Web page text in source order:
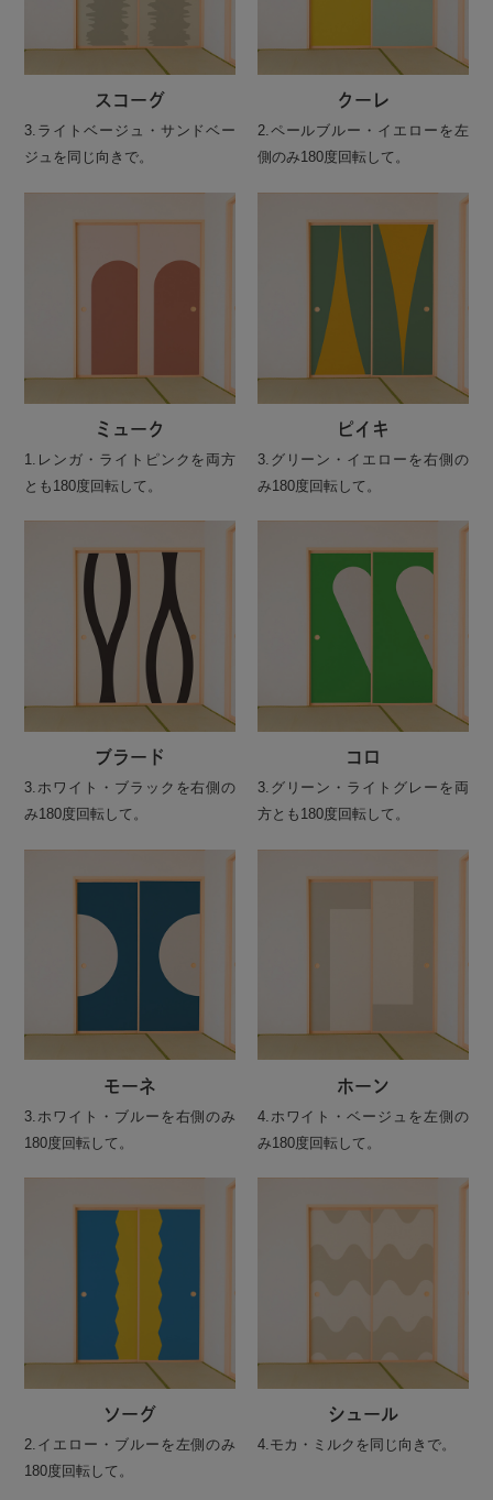
スコーグ
3.ライトベージュ・サンドベー
ジュを同じ向きで。
クーレ
2.ペールブルー・イエローを左
側のみ180度回転して。
ミューク
1.レンガ・ライトピンクを両方
とも180度回転して。
ピイキ
3.グリーン・イエローを右側の
み180度回転して。
ブラード
3.ホワイト・ブラックを右側の
み180度回転して。
コロ
3.グリーン・ライトグレーを両
方とも180度回転して。
モーネ
3.ホワイト・ブルーを右側のみ
180度回転して。
ホーン
4.ホワイト・ベージュを左側の
み180度回転して。
ソーグ
2.イエロー・ブルーを左側のみ
180度回転して。
シュール
4.モカ・ミルクを同じ向きで。